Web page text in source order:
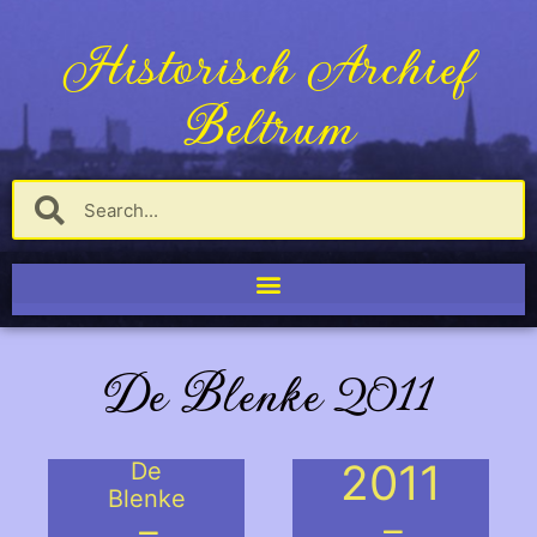
Historisch Archief
Beltrum
De Blenke 2011
De
Blenke
2011